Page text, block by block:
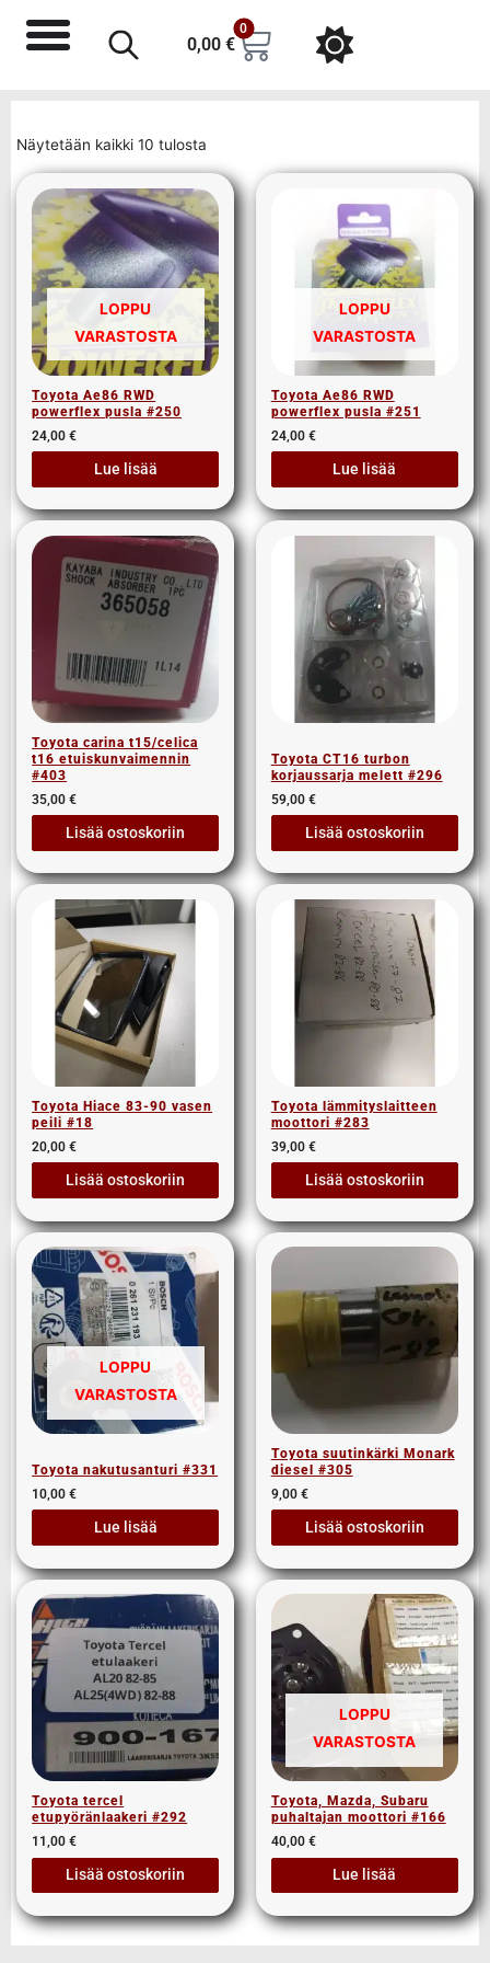
0,00 €
0
Näytetään kaikki 10 tulosta
LOPPU
VARASTOSTA
Toyota Ae86 RWD
powerflex pusla #250
24,00€
Lue lisää
LOPPU
VARASTOSTA
Toyota Ae86 RWD
powerflex pusla #251
24,00 €
Lue lisää
Toyota carina t15/celica
t16 etuiskunvaimennin
#403
35,00€
Lisää ostoskoriin
Toyota CT16 turbon
korjaussarja melett #296
59,00 €
Lisää ostoskoriin
Toyota Hiace 83-90 vasen
peili #18
20,00€
Lisää ostoskoriin
Toyota lämmityslaitteen
moottori #283
39,00 €
Lisää ostoskoriin
LOPPU
VARASTOSTA
Toyota nakutusanturi #331
10,00€
Lue lisää
Toyota suutinkärki Monark
diesel #305
9,00 €
Lisää ostoskoriin
Toyota tercel
etupyöränlaakeri #292
11,00€
Lisää ostoskoriin
LOPPU
VARASTOSTA
Toyota, Mazda, Subaru
puhaltajan moottori #166
40,00 €
Lue lisää